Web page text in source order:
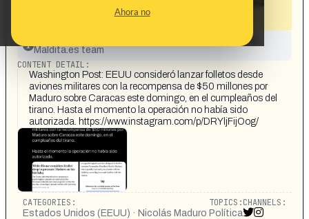
Ahora no
en su cumpleaños»
This content has not yet been investigated by the
Maldita.es team
CONTENT DETAIL:
Washington Post: EEUU consideró lanzar folletos desde
aviones militares con la recompensa de $50 millones por
Maduro sobre Caracas este domingo, en el cumpleaños del
tirano. Hasta el momento la operación no había sido
autorizada. https://www.instagram.com/p/DRYljFijOog/
CATEGORIES:
Estados Unidos (EEUU) · Nicolás Maduro
TOPICS:
Política
CHANNELS: